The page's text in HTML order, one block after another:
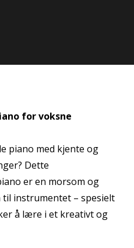
for voksne
piano med kjente og
Dette
er en morsom og
instrumentet – spesielt
å lære i et kreativt og